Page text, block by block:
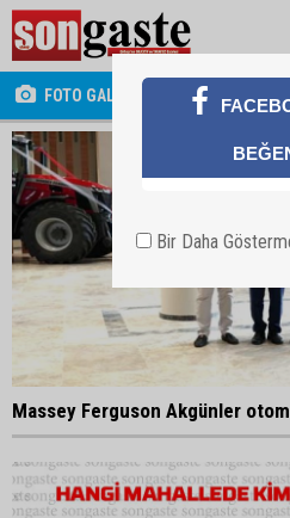
FOTO GALERİ
Massey Ferguson Akgünler
Bir Daha